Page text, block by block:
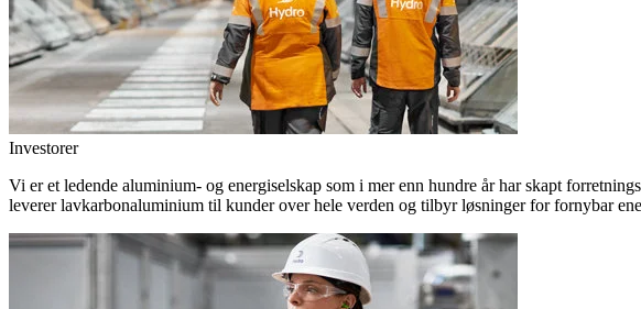
Investorer
Vi er et ledende aluminium- og energiselskap som i mer enn hundre år har skapt
leverer lavkarbonaluminium til kunder over hele verden og tilbyr løsninger for fornybar